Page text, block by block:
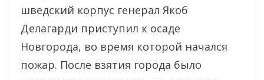
шведский корпус генерал Якоб
Делагарди приступил к осаде
Новгорода, во время которой начался
пожар. После взятия города было